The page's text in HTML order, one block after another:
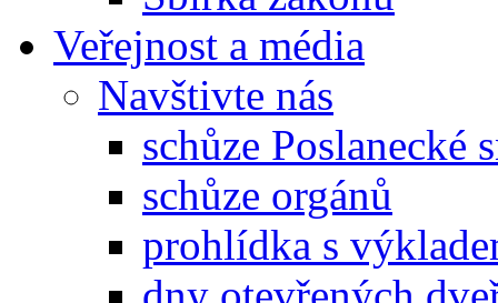
Veřejnost a média
Navštivte nás
schůze Poslanecké
schůze orgánů
prohlídka s